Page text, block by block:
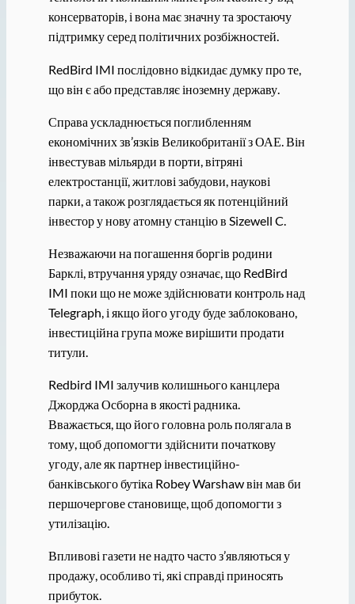
консерваторів, і вона має значну та зростаючу
підтримку серед політичних розбіжностей.
RedBird IMI послідовно відкидає думку про те,
що він є або представляє іноземну державу.
Справа ускладнюється поглибленням
економічних зв’язків Великобританії з ОАЕ. Він
інвестував мільярди в порти, вітряні
електростанції, житлові забудови, наукові
парки, а також розглядається як потенційний
інвестор у нову атомну станцію в Sizewell C.
Незважаючи на погашення боргів родини
Барклі, втручання уряду означає, що RedBird
IMI поки що не може здійснювати контроль над
Telegraph, і якщо його угоду буде заблоковано,
інвестиційна група може вирішити продати
титули.
Redbird IMI залучив колишнього канцлера
Джорджа Осборна в якості радника.
Вважається, що його головна роль полягала в
тому, щоб допомогти здійснити початкову
угоду, але як партнер інвестиційно-
банківського бутіка Robey Warshaw він мав би
першочергове становище, щоб допомогти з
утилізацію.
Впливові газети не надто часто з’являються у
продажу, особливо ті, які справді приносять
прибуток.